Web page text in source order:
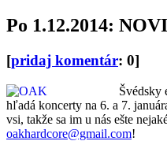
Po 1.12.2014:
[pridaj komentár: 0]
Švédsky
hľadá koncerty na 6. a 7.
vsi, takže sa im u nás ešte
oakhardcore@gmail.com!